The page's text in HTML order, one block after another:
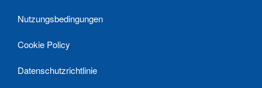
Nutzungsbedingungen
Cookie Policy
Datenschutzrichtlinie